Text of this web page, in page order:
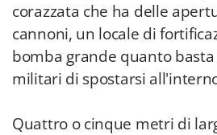
corazzata che ha delle
cannoni, un locale di
bomba grande quanto
militari di spostarsi
Quattro o cinque metri di